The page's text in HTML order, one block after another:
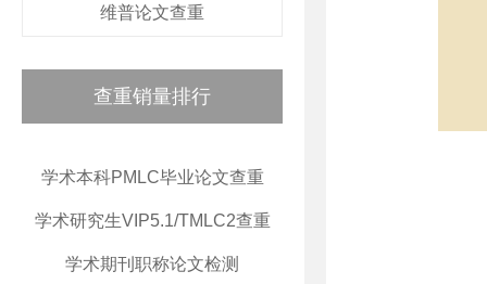
维普论文查重
查重销量排行
学术本科PMLC毕业论文查重
学术研究生VIP5.1/TMLC2查重
学术期刊职称论文检测